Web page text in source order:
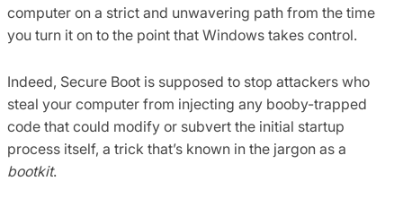
computer on a strict and unwavering path from the time
you turn it on to the point that Windows takes control.
Indeed, Secure Boot is supposed to stop attackers who
steal your computer from injecting any booby-trapped
code that could modify or subvert the initial startup
process itself, a trick that’s known in the jargon as a
bootkit.